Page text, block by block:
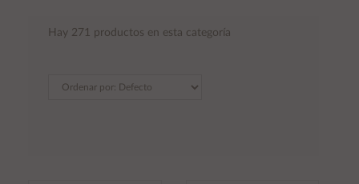
Hay 271 productos en esta categoría